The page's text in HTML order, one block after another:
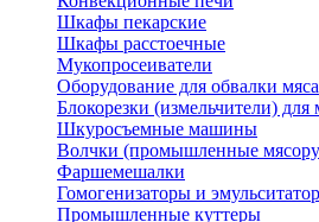
Шкафы пекарские
Шкафы расстоечные
Мукопросеиватели
Оборудование для обвалки мяса
Блокорезки (измельчители) для
Шкуросъемные машины
Волчки (промышленные
Фаршемешалки
Гомогенизаторы и
Промышленные куттеры